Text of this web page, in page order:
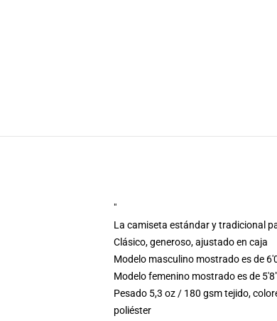
"
La camiseta estándar y tradicional
Clásico, generoso, ajustado en caja
Modelo masculino mostrado es de
Modelo femenino mostrado es de
Pesado 5,3 oz / 180 gsm tejido,
poliéster